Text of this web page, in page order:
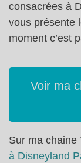
consacrées à
vous présente
moment c’est
Voir ma
Sur ma chaine
à Disneyland